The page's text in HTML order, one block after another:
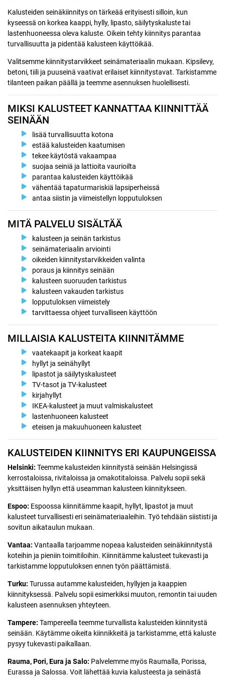
Kalusteiden seinäkiinnitys on tärkeää erityisesti silloin, kun
kyseessä on korkea kaappi, hylly, lipasto, säilytyskaluste tai
lastenhuoneessa oleva kaluste. Oikein tehty kiinnitys parantaa
turvallisuutta ja pidentää kalusteen käyttöikää.
Valitsemme kiinnitystarvikkeet seinämateriaalin mukaan. Kipsilevy,
betoni, tiili ja puuseinä vaativat erilaiset kiinnitystavat. Tarkistamme
tilanteen paikan päällä ja teemme asennuksen huolellisesti.
MIKSI KALUSTEET KANNATTAA KIINNITTÄÄ
SEINÄÄN
lisää turvallisuutta kotona
estää kalusteiden kaatumisen
tekee käytöstä vakaampaa
suojaa seiniä ja lattioita vaurioilta
parantaa kalusteiden käyttöikää
vähentää tapaturmariskiä lapsiperheissä
antaa siistin ja viimeistellyn lopputuloksen
MITÄ PALVELU SISÄLTÄÄ
kalusteen ja seinän tarkistus
seinämateriaalin arviointi
oikeiden kiinnitystarvikkeiden valinta
poraus ja kiinnitys seinään
kalusteen suoruuden tarkistus
kalusteen vakauden tarkistus
lopputuloksen viimeistely
tarvittaessa ohjeet turvalliseen käyttöön
MILLAISIA KALUSTEITA KIINNITÄMME
vaatekaapit ja korkeat kaapit
hyllyt ja seinähyllyt
lipastot ja säilytyskalusteet
TV-tasot ja TV-kalusteet
kirjahyllyt
IKEA-kalusteet ja muut valmiskalusteet
lastenhuoneen kalusteet
eteisen ja makuuhuoneen kalusteet
KALUSTEIDEN KIINNITYS ERI KAUPUNGEISSA
Helsinki: Teemme kalusteiden kiinnitystä seinään Helsingissä
kerrostaloissa, rivitaloissa ja omakotitaloissa. Palvelu sopii sekä
yksittäisen hyllyn että useamman kalusteen kiinnitykseen.
Espoo: Espoossa kiinnitämme kaapit, hyllyt, lipastot ja muut
kalusteet turvallisesti eri seinämateriaaleihin. Työ tehdään siististi ja
sovitun aikataulun mukaan.
Vantaa: Vantaalla tarjoamme nopeaa kalusteiden seinäkiinnitystä
koteihin ja pieniin toimitiloihin. Kiinnitämme kalusteet tukevasti ja
tarkistamme lopputuloksen ennen työn päättämistä.
Turku: Turussa autamme kalusteiden, hyllyjen ja kaappien
kiinnityksessä. Palvelu sopii esimerkiksi muuton, remontin tai uuden
kalusteen asennuksen yhteyteen.
Tampere: Tampereella teemme turvallista kalusteiden kiinnitystä
seinään. Käytämme oikeita kiinnikkeitä ja tarkistamme, että kaluste
pysyy tukevasti paikallaan.
Rauma, Pori, Eura ja Salo: Palvelemme myös Raumalla, Porissa,
Eurassa ja Salossa. Voit lähettää kuvia kalusteesta ja seinästä